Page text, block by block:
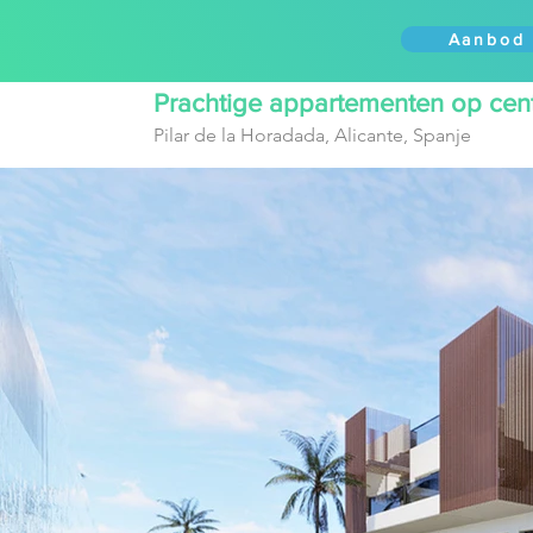
AanbodAanbod
Prachtige appartementen op
Pilar de la Horadada, Alicante, Spanje